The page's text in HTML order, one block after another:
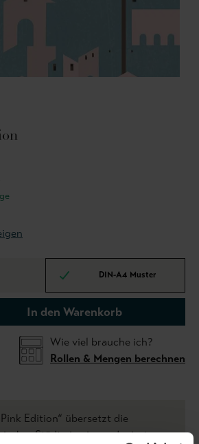
DIN-A4 Muster
In den Warenkorb
Wie viel brauche ich?
Rollen & Mengen berechnen
Edition“ übersetzt die
Städte in eine reduzierte,